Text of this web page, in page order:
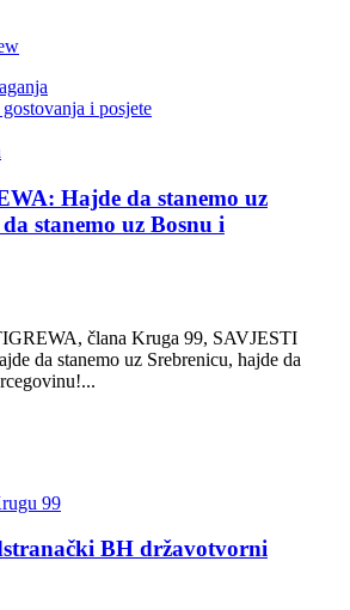
i posjete
Hajde da stanemo uz
stanemo uz Bosnu i
člana Kruga 99, SAVJESTI
da stanemo uz Srebrenicu, hajde da
99
BH državotvorni